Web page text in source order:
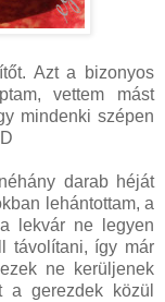
Azt a bizonyos
vettem mást
mindenki szépen
darab héját
lehántottam, a
lekvár ne legyen
távolítani, így már
ne kerüljenek
a gerezdek közül